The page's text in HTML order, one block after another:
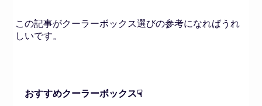
この記事がクーラーボックス選びの参考になればうれ
しいです。
おすすめクーラーボックス☟